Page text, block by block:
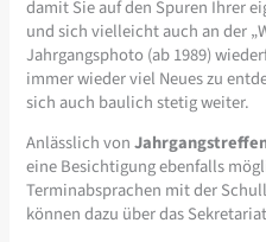
damit Sie auf den Spuren Ihrer
und sich vielleicht auch an der
Jahrgangsphoto (ab 1989)
immer wieder viel Neues zu
sich auch baulich stetig weiter.
Anlässlich von
eine Besichtigung ebenfalls
Terminabsprachen mit der
können dazu über das